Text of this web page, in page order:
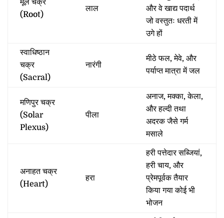
मूल चक्र
(Root)
लाल
और वे खाद्य पदार्थ
जो वस्तुतः धरती में
उगे हों
स्वाधिष्ठान
चक्र
(Sacral)
नारंगी
मीठे फल, मेवे, और
पर्याप्त मात्रा में जल
मणिपुर चक्र
(Solar
Plexus)
पीला
अनाज, मक्का, केला,
और हल्दी तथा
अदरक जैसे गर्म
मसाले
अनाहत चक्र
(Heart)
हरा
हरी पत्तेदार सब्जियां,
हरी चाय, और
प्रेमपूर्वक तैयार
किया गया कोई भी
भोजन